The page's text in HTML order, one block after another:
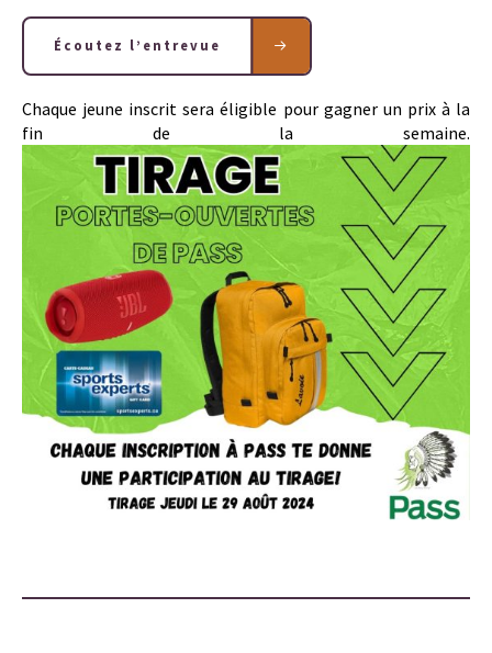
Écoutez l’entrevue
Chaque jeune inscrit sera éligible pour gagner un prix à la
fin de la semaine.